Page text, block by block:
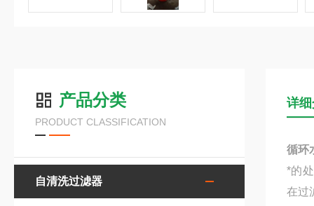
产品分类
PRODUCT CLASSIFICATION
自清洗过滤器
详
循环
*的
在过